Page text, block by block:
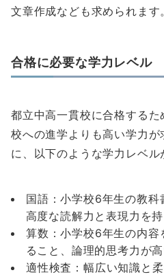
文章作成なども求められます
合格に必要な学力レベル
都立中高一貫校に合格する
校への進学よりも高い学力
に、以下のような学力レベル
国語：小学校6年生の教科
高度な読解力と表現力を
算数：小学校6年生の内容
ること、論理的思考力が
適性検査：幅広い知識と